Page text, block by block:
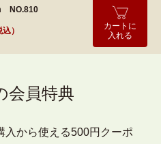
NO.810
込）
カートに
入れる
会員特典
入から使える500円クーポ